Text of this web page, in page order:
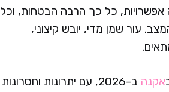
כל כך הרבה הבטחות, וכל
עור שמן מדי, יובש קיצוני,
אקנה
ב-2026, עם יתרונות וחסרונות